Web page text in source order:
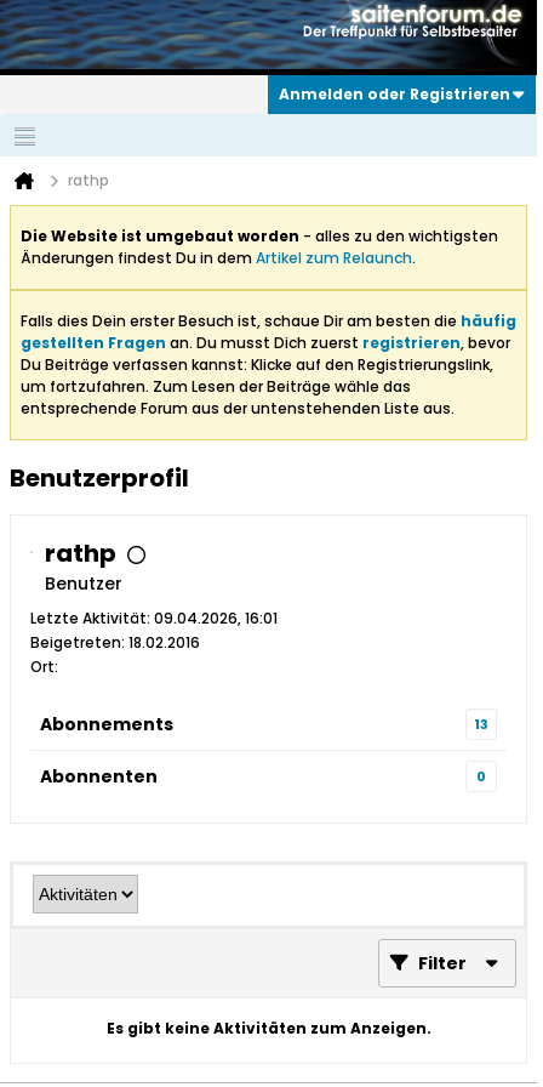
Anmelden oder Registrieren
rathp
Die Website ist umgebaut worden - alles zu den wichtigsten
Änderungen findest Du in demArtikel zum Relaunch.
Falls dies Dein erster Besuch ist, schaue Dir am besten die häufig
gestellten Fragen an. Du musst Dich zuerst registrieren, bevor
Du Beiträge verfassen kannst: Klicke auf den Registrierungslink,
um fortzufahren. Zum Lesen der Beiträge wähle das
entsprechende Forum aus der untenstehenden Liste aus.
Benutzerprofil
rathp
Benutzer
Letzte Aktivität: 09.04.2026, 16:01
Beigetreten: 18.02.2016
Ort:
Abonnements 13
Abonnenten 0
Filter
Es gibt keine Aktivitäten zum Anzeigen.